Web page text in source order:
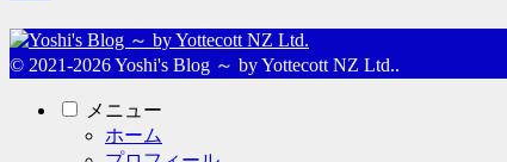
© 2021-2026 Yoshi's Blog ～ by Yottecott NZ Ltd..
メニュー
ホーム